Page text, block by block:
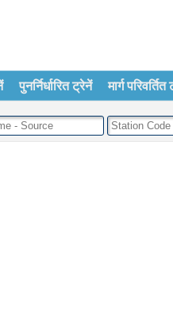
पुनर्निर्धारित ट्रेनें मार्ग